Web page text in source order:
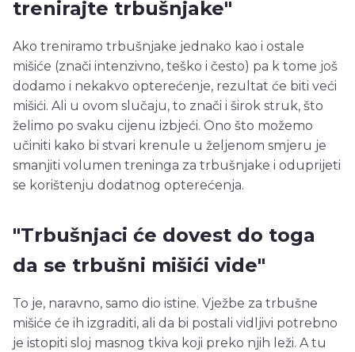
trenirajte trbušnjake"
Ako treniramo trbušnjake jednako kao i ostale
mišiće (znači intenzivno, teško i često) pa k tome još
dodamo i nekakvo opterećenje, rezultat će biti veći
mišići. Ali u ovom slučaju, to znači i širok struk, što
želimo po svaku cijenu izbjeći. Ono što možemo
učiniti kako bi stvari krenule u željenom smjeru je
smanjiti volumen treninga za trbušnjake i oduprijeti
se korištenju dodatnog opterećenja.
"Trbušnjaci će dovest do toga
da se trbušni mišići vide"
To je, naravno, samo dio istine. Vježbe za trbušne
mišiće će ih izgraditi, ali da bi postali vidljivi potrebno
je istopiti sloj masnog tkiva koji preko njih leži. A tu